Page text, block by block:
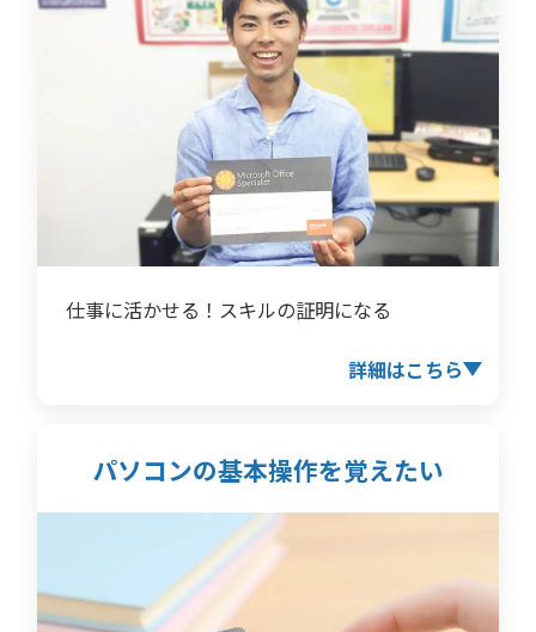
仕事に活かせる！スキルの証明になる
詳細はこちら
パソコンの基本操作を覚えたい